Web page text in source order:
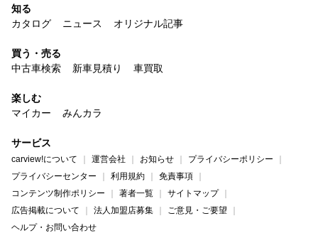
知る
カタログ
ニュース オリジナル記事
買う・売る
中古車検索
新車見積り 車買取
楽しむ
マイカー
みんカラ
サービス
carview!について 運営会社 お知らせ
プライバシーポリシー
プライバシーセンター
利用規約
免責事項
コンテンツ制作ポリシー
著者一覧
サイトマップ
広告掲載について
法人加盟店募集
ご意見・ご要望
ヘルプ・お問い合わせ